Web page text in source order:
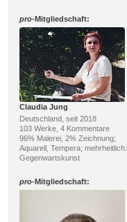
pro-Mitgliedschaft:
Claudia Jung
Deutschland, seit 2018
103 Werke, 4 Kommentare
96% Malerei, 2% Zeichnung;
Aquarell, Tempera; mehrheitlich:
Gegenwartskunst
pro-Mitgliedschaft: